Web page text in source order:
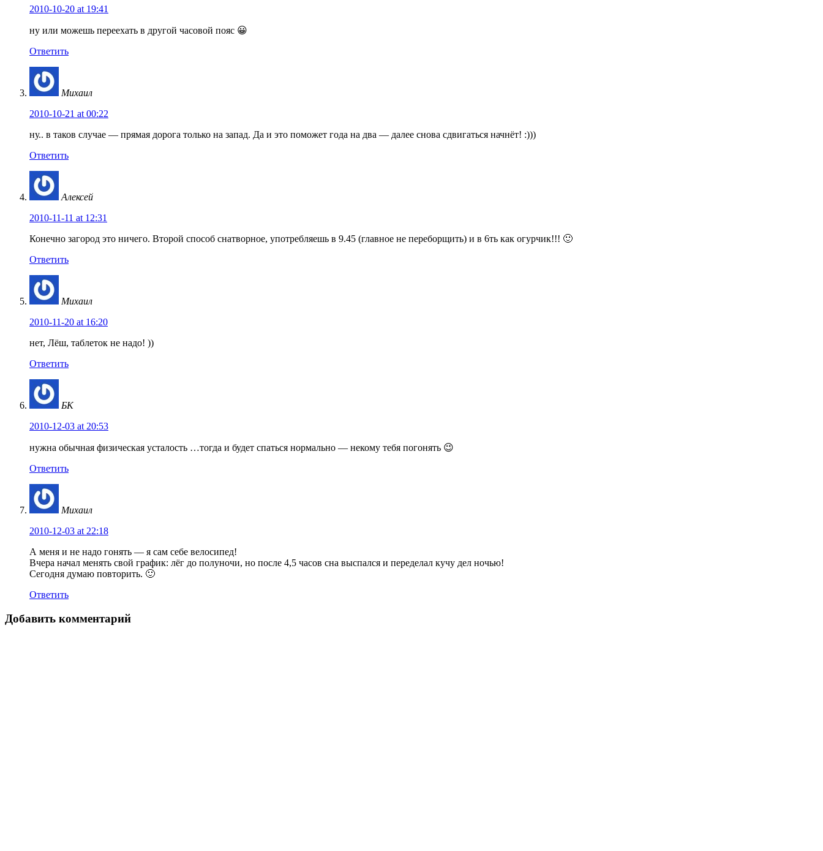
2010-10-20 at 19:41
ну или можешь переехать в другой часовой пояс 😀
Ответить
Михаил
2010-10-21 at 00:22
ну.. в таков случае — прямая дорога только на запад. Да и это поможет года на два — далее снова сдвигаться начнёт! :)))
Ответить
Алексей
2010-11-11 at 12:31
Конечно загород это ничего. Второй способ снатворное, употребляешь в 9.45 (главное не переборщить) и в 6ть как огурчик!!! 🙂
Ответить
Михаил
2010-11-20 at 16:20
нет, Лёш, таблеток не надо! ))
Ответить
БК
2010-12-03 at 20:53
нужна обычная физическая усталость …тогда и будет спаться нормально — некому тебя погонять 😉
Ответить
Михаил
2010-12-03 at 22:18
А меня и не надо гонять — я сам себе велосипед!
Вчера начал менять свой график: лёг до полуночи, но после 4,5 часов сна выспался и переделал кучу дел ночью!
Сегодня думаю повторить. 🙂
Ответить
Добавить комментарий